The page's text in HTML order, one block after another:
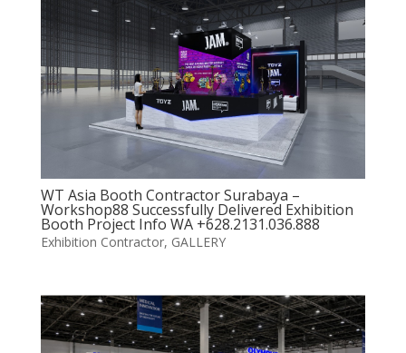
WT Asia Booth Contractor Surabaya –
Workshop88 Successfully Delivered Exhibition
Booth Project Info WA +628.2131.036.888
Exhibition Contractor, GALLERY